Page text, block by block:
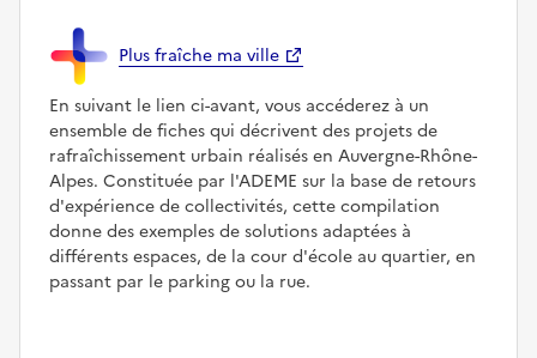
Plus fraîche ma ville
En suivant le lien ci-avant, vous accéderez à un
ensemble de fiches qui décrivent des projets de
rafraîchissement urbain réalisés en Auvergne-Rhône-
Alpes. Constituée par l'ADEME sur la base de retours
d'expérience de collectivités, cette compilation
donne des exemples de solutions adaptées à
différents espaces, de la cour d'école au quartier, en
passant par le parking ou la rue.